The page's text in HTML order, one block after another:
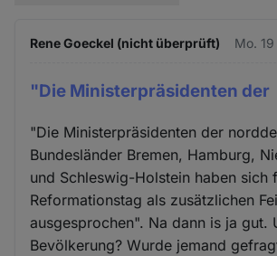
Rene Goeckel (nicht überprüft) Mo.
"Die Ministerpräsidenten der
"Die Ministerpräsidenten der
Bundesländer Bremen, Hamburg,
und Schleswig-Holstein haben sich
Reformationstag als zusätzlichen
ausgesprochen". Na dann is ja gut.
Bevölkerung? Wurde jemand